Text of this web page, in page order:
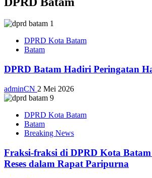
DPRD Kota Batam
Batam
DPRD Batam Hadiri Peringatan
adminCN 2 Mei 2026
DPRD Kota Batam
Batam
Breaking News
Fraksi-fraksi di DPRD Kota
Reses dalam Rapat Paripurna